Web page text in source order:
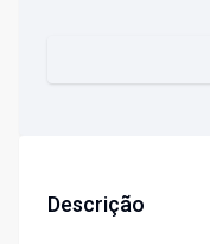
Descrição